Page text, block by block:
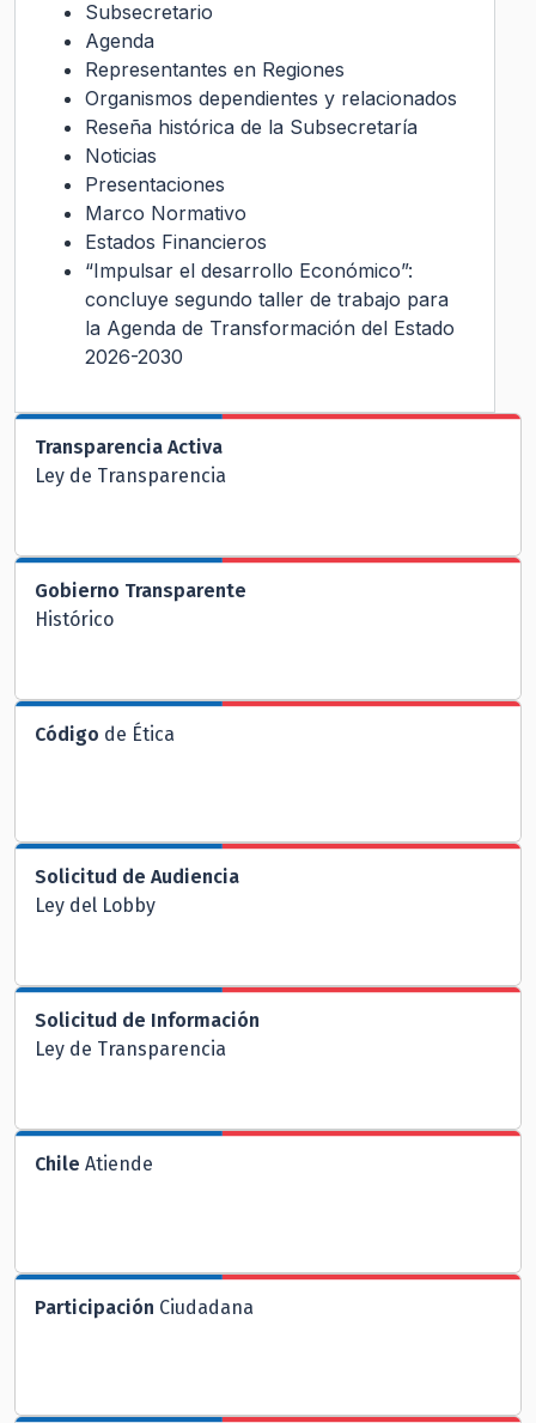
Subsecretario
Agenda
Representantes en Regiones
Organismos dependientes y relacionados
Reseña histórica de la Subsecretaría
Noticias
Presentaciones
Marco Normativo
Estados Financieros
“Impulsar el desarrollo Económico”:
concluye segundo taller de trabajo para
la Agenda de Transformación del Estado
2026-2030
Transparencia Activa
Ley de Transparencia
Gobierno Transparente
Histórico
Código de Ética
Solicitud de Audiencia
Ley del Lobby
Solicitud de Información
Ley de Transparencia
Chile Atiende
Participación Ciudadana